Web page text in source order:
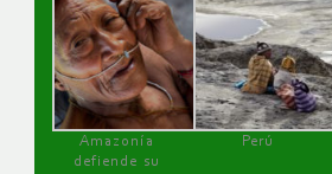
Amazonía
defiende su
Perú